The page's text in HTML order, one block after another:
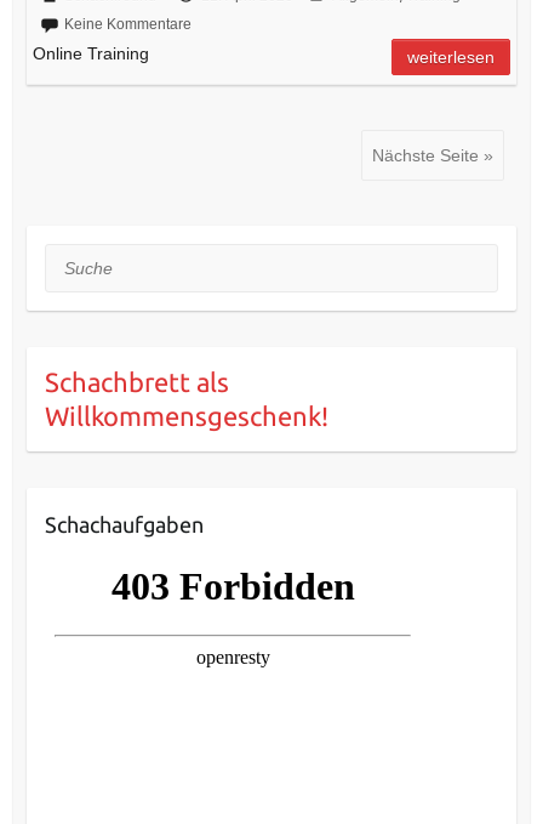
Keine Kommentare
Online Training weiterlesen
Nächste Seite »
Suche
Schachbrett als
Willkommensgeschenk!
Schachaufgaben